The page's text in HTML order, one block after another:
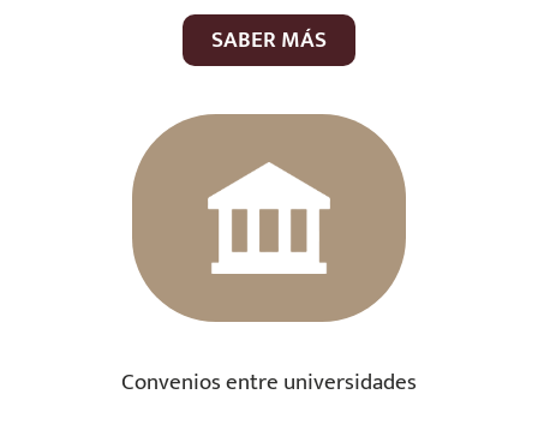
SABER MÁS
Convenios entre universidades